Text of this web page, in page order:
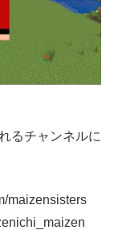
るチャンネルに
maizensisters